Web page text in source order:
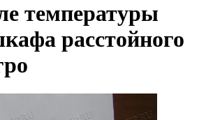
температуры
расстойного